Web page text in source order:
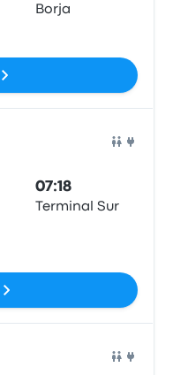
Borja
07:18
Terminal Sur